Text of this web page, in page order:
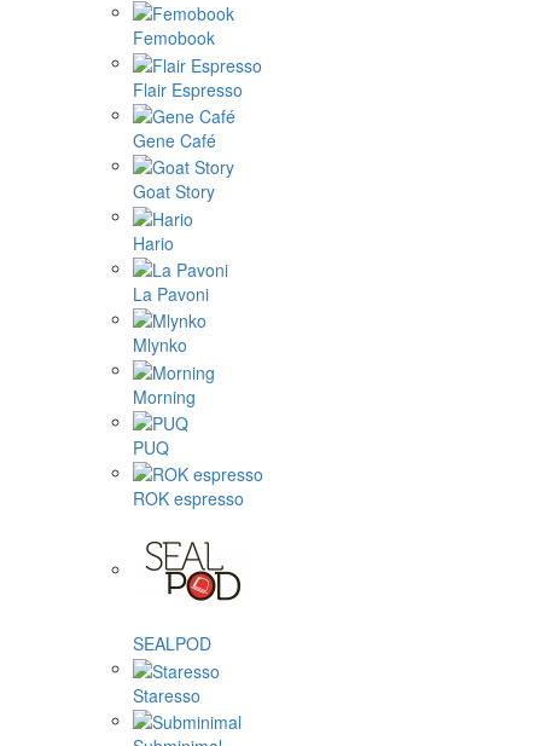
Femobook
Flair Espresso
Gene Café
Goat Story
Hario
La Pavoni
Mlynko
Morning
PUQ
ROK espresso
SEALPOD
Staresso